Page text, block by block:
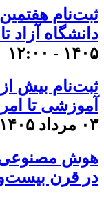
ثبت‌نام
دانشگاه آزاد تا ۱۶ مرداد تمدید شد
۱۴۰۵ - ۱۲:۰۰
آموزشی تا
۰۳ مرداد ۱۴۰۵ - ۱۱:۳۵
هوش مصنوعی
در قرن